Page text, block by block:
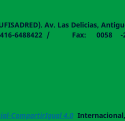
Av. Las Delicias,
- 0416-6488422 / Fax: 0058 -
CompartirIgual 4.0